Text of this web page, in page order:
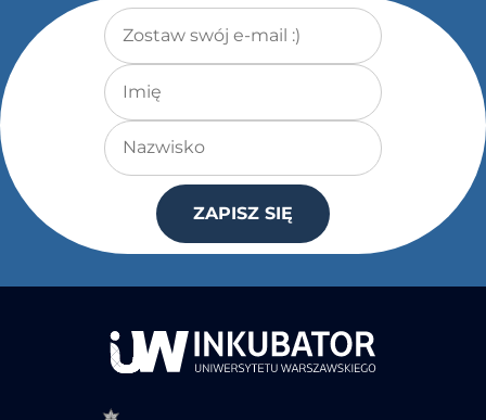
Adres e-mail*
Imię
Nazwisko
ZAPISZ SIĘ